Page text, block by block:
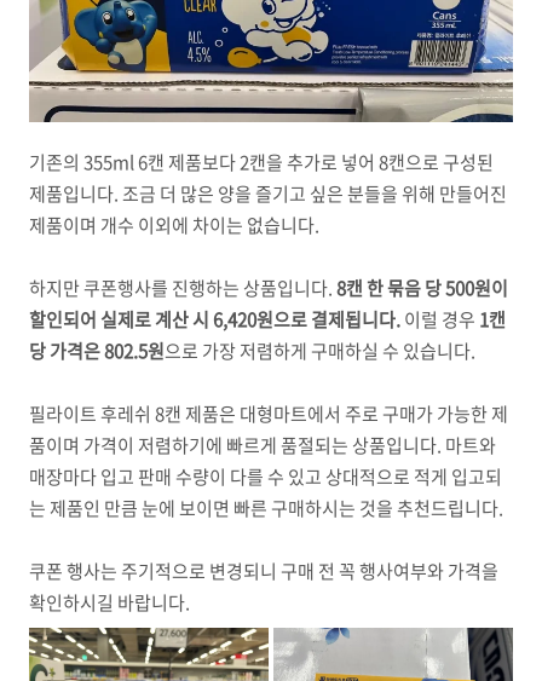
기존의 355ml 6캔 제품보다 2캔을 추가로 넣어 8캔으로 구성된
제품입니다. 조금 더 많은 양을 즐기고 싶은 분들을 위해 만들어진
제품이며 개수 이외에 차이는 없습니다.
하지만 쿠폰행사를 진행하는 상품입니다.8캔 한 묶음 당 500원이
할인되어 실제로 계산 시 6,420원으로 결제됩니다.이럴 경우 1캔
당 가격은 802.5원으로 가장 저렴하게 구매하실 수 있습니다.
필라이트 후레쉬 8캔 제품은 대형마트에서 주로 구매가 가능한 제
품이며 가격이 저렴하기에 빠르게 품절되는 상품입니다. 마트와
매장마다 입고 판매 수량이 다를 수 있고 상대적으로 적게 입고되
는 제품인 만큼 눈에 보이면 빠른 구매하시는 것을 추천드립니다.
쿠폰 행사는 주기적으로 변경되니 구매 전 꼭 행사여부와 가격을
확인하시길 바랍니다.